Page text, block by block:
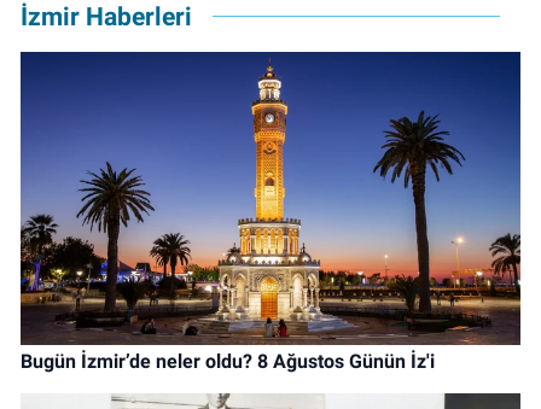
İzmir Haberleri
Bugün İzmir’de neler oldu? 8 Ağustos Günün İz'i